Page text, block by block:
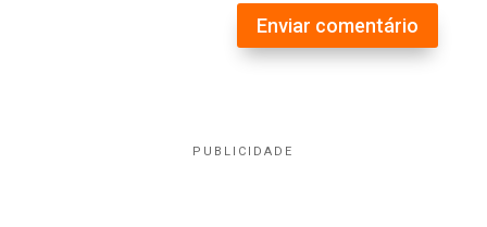
Enviar comentário
PUBLICIDADE